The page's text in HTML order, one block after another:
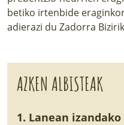
betiko irtenbide
adierazi du Zadorra
AZKEN ALBISTEAK
1. Lanean